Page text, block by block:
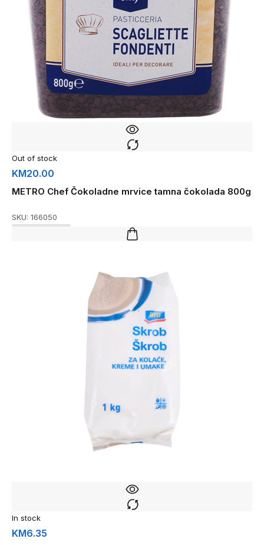
Out of stock
KM20.00
METRO Chef Čokoladne mrvice tamna čokolada 800g
SKU: 166050
In stock
KM6.35